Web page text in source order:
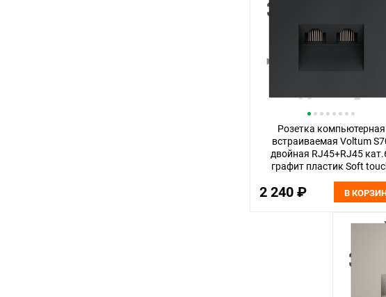
Розетка компьютерная
встраиваемая Voltum
двойная RJ45+RJ45
графит пластик Soft
2 240 ₽ В